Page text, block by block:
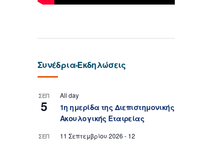
Συνέδρια-Εκδηλώσεις
ΣΕΠ
5
All day
1η ημερίδα της Διεπιστημονικής
Ακουλογικής Εταιρείας
ΣΕΠ 11 Σεπτεμβρίου 2026 - 12